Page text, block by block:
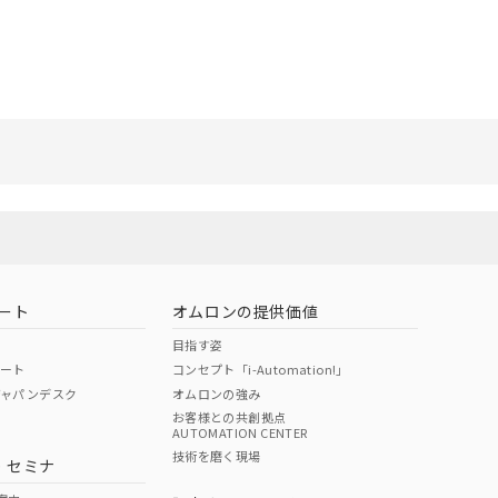
ト
ト
パンデスク
セミナ
オムロンの提供価値
目指す姿
コンセプト「i-Automation!」
オムロンの強み
お客様との共創拠点
AUTOMATION CENTER
技術を磨く現場